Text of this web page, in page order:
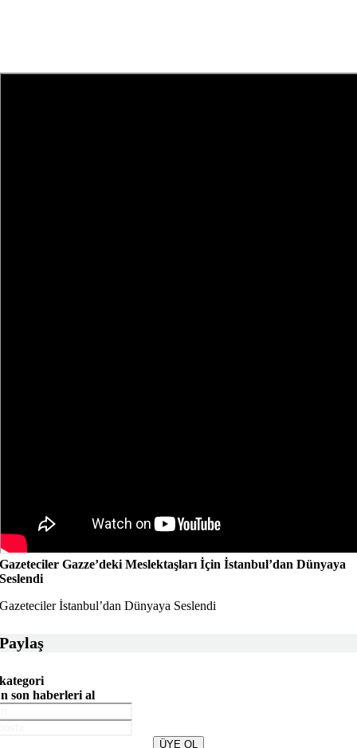
Gazeteciler Gazze’deki Meslektaşları İçin İstanbul’dan Dünyaya
Seslendi
Gazeteciler İstanbul’dan Dünyaya Seslendi
Paylaş
kategori
son haberleri al
ÜYE OL